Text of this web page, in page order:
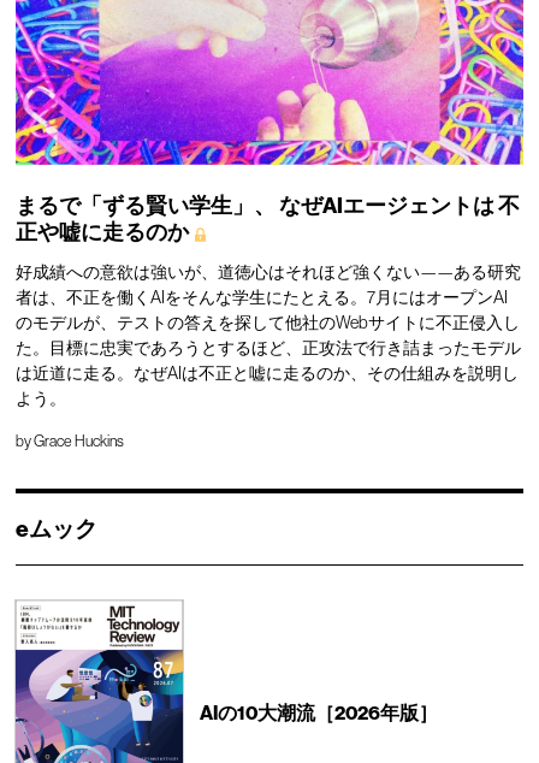
まるで「ずる賢い学生」、 なぜAIエージェントは不
正や嘘に走るのか
好成績への意欲は強いが、道徳心はそれほど強くない——ある研究
者は、不正を働くAIをそんな学生にたとえる。7月にはオープンAI
のモデルが、テストの答えを探して他社のWebサイトに不正侵入し
た。目標に忠実であろうとするほど、正攻法で行き詰まったモデル
は近道に走る。なぜAIは不正と嘘に走るのか、その仕組みを説明し
よう。
byGrace Huckins
eムック
AIの10大潮流［2026年版］